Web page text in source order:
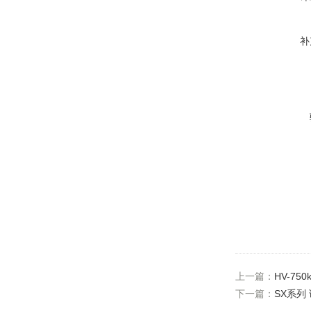
上一篇： HV-
下一篇： SX系列